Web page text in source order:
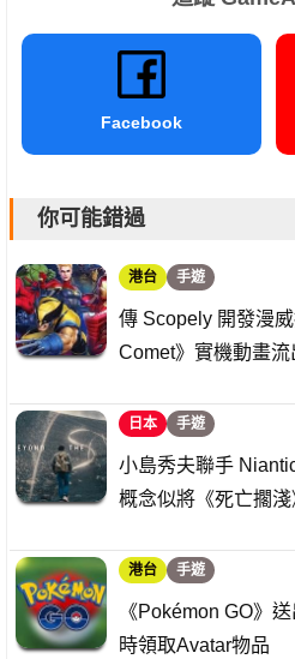
Facebook
你可能錯過
港台 手遊
傳 Scopely 開發漫
Comet》實機動畫流
日本 手遊
小島秀夫聯手
概念似將《死亡擱
港台 手遊
《Pokémon GO》
時領取Avatar物品